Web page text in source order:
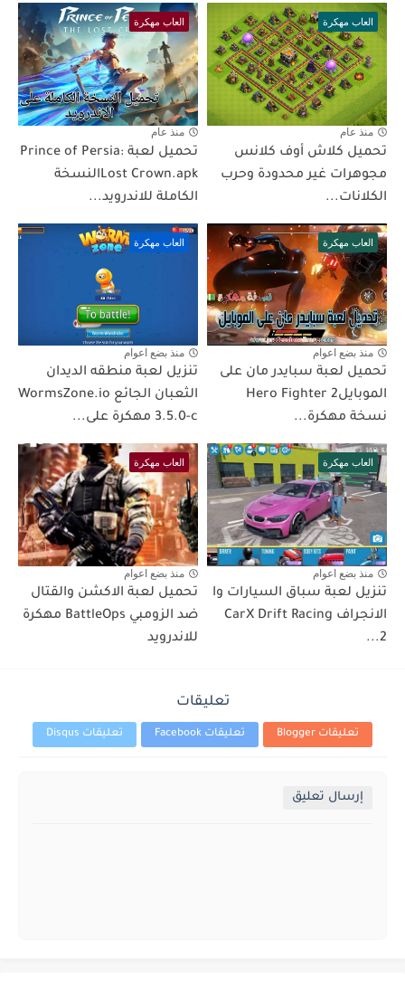
العاب مهكرة
منذ عام
تحميل كلاش أوف كلانس
مجوهرات غير محدودة وحرب
الكلانات...
العاب مهكرة
منذ عام
تحميل لعبة Prince of Persia:
Lost Crown.apkالنسخة
الكاملة للاندرويد...
العاب مهكرة
منذ بضع اعوام
تحميل لعبة سبايدر مان على
الموبايلHero Fighter 2
نسخة مهكرة...
العاب مهكرة
منذ بضع اعوام
تنزيل لعبة منطقه الديدان
الثعبان الجائع WormsZone.io
3.5.0-c مهكرة على...
العاب مهكرة
منذ بضع اعوام
تنزيل لعبة سباق السيارات وا
الانجراف CarX Drift Racing
2...
العاب مهكرة
منذ بضع اعوام
تحميل لعبة الاكشن والقتال
ضد الزومبي BattleOps مهكرة
للاندرويد
تعليقات
تعليقات Blogger تعليقات Facebook تعليقات Disqus
إرسال تعليق